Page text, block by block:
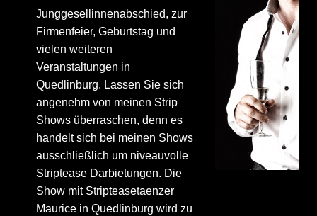
Junggesellinnenabschied, zur
Firmenfeier, Geburtstag und
vielen weiteren
Veranstaltungen in
Quedlinburg. Lassen Sie sich
angenehm von meinen Strip
Shows überraschen, denn es
handelt sich bei meinen Shows
ausschließlich um niveauvolle
Striptease Darbietungen. Die
Show mit Stripteasetaenzer
Maurice in Quedlinburg wird zu